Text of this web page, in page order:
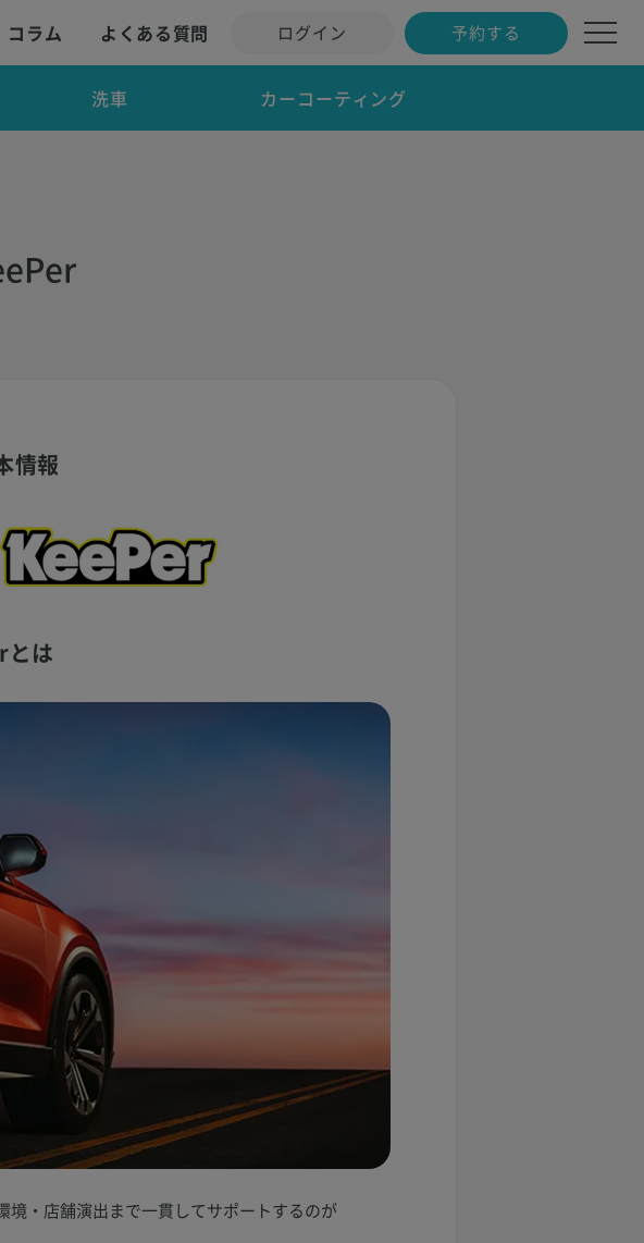
コラム よくある質問 ログイン 予約する
洗車 カーコーティング
情報
は
・店舗演出まで一貫してサポートするのが